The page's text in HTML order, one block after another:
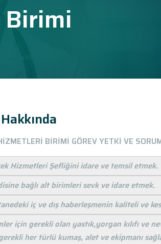
BİRİMİ GÖREV YETKİ VE
Hizmetleri Şefliğini idare ve temsil etmek.
bağlı alt birimleri sevk ve idare etmek.
iç ve dış haberleşmenin kaliteli ve
için gerekli olan yastık,yorgan kılıfı ve
her türlü kumaş, alet ve ekipmanı